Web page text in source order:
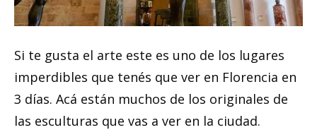
Si te gusta el arte este es uno de los lugares
imperdibles que tenés que ver en Florencia en
3 días. Acá están muchos de los originales de
las esculturas que vas a ver en la ciudad.